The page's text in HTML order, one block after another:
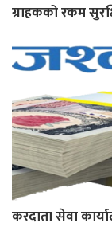
ग्राहकको रकम
करदाता सेवा